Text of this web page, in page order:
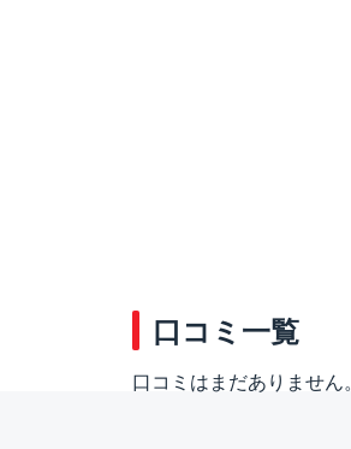
口コミ一覧
口コミはまだありません。